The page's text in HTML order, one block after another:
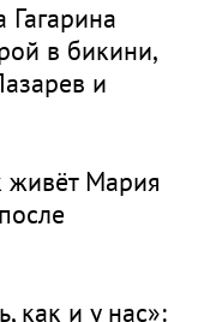
в бикини,
и
живёт Мария
как и у нас»: